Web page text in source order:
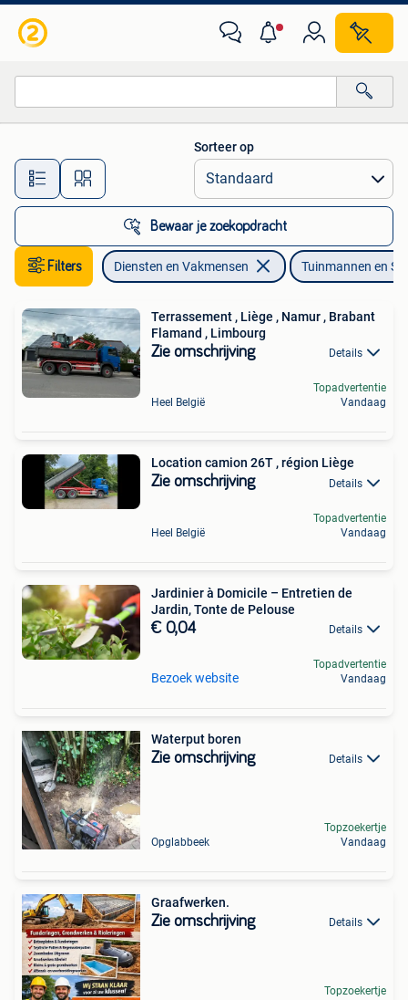
Alle afstanden…
Sorteer op
Bewaar je zoekopdracht
Filters Diensten en Vakmensen Tuinmannen en
Terrassement , Liège , Namur , Brabant
Flamand , Limbourg
Zie omschrijving Details
Heel België
Topadvertentie
Vandaag
Location camion 26T , région Liège
Zie omschrijving Details
Heel België
Topadvertentie
Vandaag
Jardinier à Domicile – Entretien de
Jardin, Tonte de Pelouse
€ 0,04 Details
Bezoek website
Topadvertentie
Vandaag
Waterput boren
Zie omschrijving Details
Opglabbeek
Topzoekertje
Vandaag
Graafwerken.
Zie omschrijving Details
Topzoekertje